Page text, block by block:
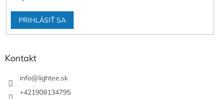
PRIHLÁSIŤ SA
Kontakt
info@lightee.sk
+421908134795